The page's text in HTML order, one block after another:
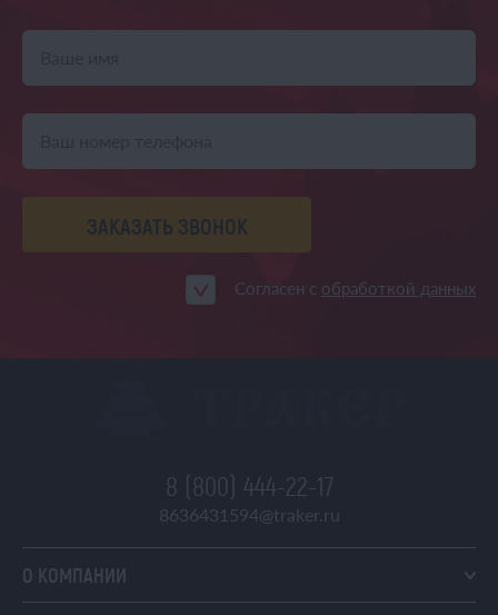
ЗАКАЗАТЬ ЗВОНОК
Согласен с обработкой данных
8 (800) 444-22-17
8636431594@traker.ru
О КОМПАНИИ